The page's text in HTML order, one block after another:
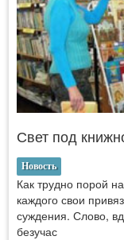
Свет под
Новость
Как трудно порой
каждого свои
суждения. Слово,
безучас